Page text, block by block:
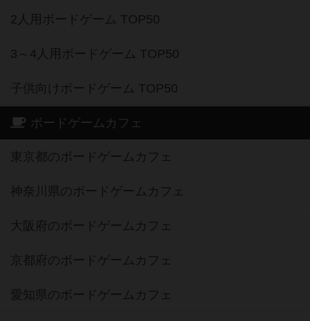
2人用ボードゲーム TOP50
3～4人用ボードゲーム TOP50
子供向けボードゲーム TOP50
ボードゲームカフェ
東京都のボードゲームカフェ
神奈川県のボードゲームカフェ
大阪府のボードゲームカフェ
京都府のボードゲームカフェ
愛知県のボードゲームカフェ